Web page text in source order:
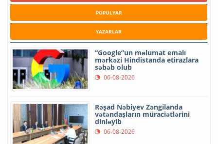
POPULYAR
YAZARLAR
“Google”un məlumat emalı
mərkəzi Hindistanda etirazlara
səbəb olub
06-08-2026
Rəşad Nəbiyev Zəngilanda
vətəndaşların müraciətlərini
dinləyib
06-08-2026